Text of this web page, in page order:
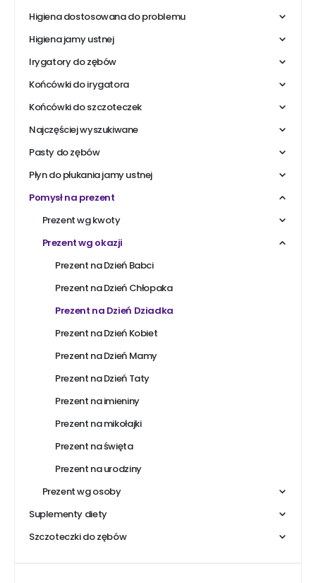
Higiena dostosowana do problemu
Higiena jamy ustnej
Irygatory do zębów
Końcówki do irygatora
Końcówki do szczoteczek
Najczęściej wyszukiwane
Pasty do zębów
Płyn do płukania jamy ustnej
Pomysł na prezent
Prezent wg kwoty
Prezent wg okazji
Prezent na Dzień Babci
Prezent na Dzień Chłopaka
Prezent na Dzień Dziadka
Prezent na Dzień Kobiet
Prezent na Dzień Mamy
Prezent na Dzień Taty
Prezent na imieniny
Prezent na mikołajki
Prezent na święta
Prezent na urodziny
Prezent wg osoby
Suplementy diety
Szczoteczki do zębów